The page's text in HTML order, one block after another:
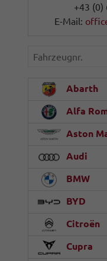
+43 (0)
E-Mail:
Fahrzeugnr.
Abarth
Alfa
Aston
Audi
BMW
BYD
Citroën
Cupra